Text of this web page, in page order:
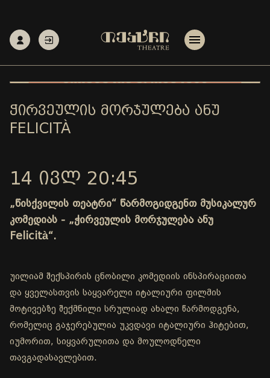
ᲭᲘᲠᲕᲔᲣᲚᲘᲡ ᲛᲝᲠᲯᲣᲚᲔᲑᲐ ᲐᲜᲣ
FELICITÀ
14 ᲘᲕᲚ 20:45
„წისქვილის თეატრი“ წარმოგიდგენთ მუსიკალურ
კომედიას - „ჭირვეულის მორჯულება ანუ
Felicità“.
უილიამ შექსპირის ცნობილი კომედიის ინსპირაციითა
და ყველასთვის საყვარელი იტალიური ფილმის
მოტივებზე შექმნილი სრულიად ახალი წარმოდგენა,
რომელიც გაჯერებულია უკვდავი იტალიური ჰიტებით,
იუმორით, სიყვარულითა და მოულოდნელი
თავგადასავლებით.